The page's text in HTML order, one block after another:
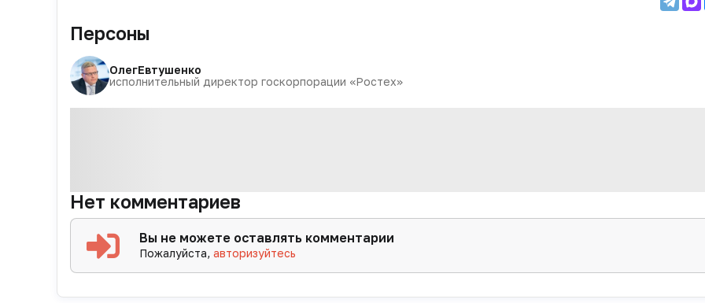
Персоны
ОлегЕвтушенко
исполнительный директор госкорпорации «Ростех»
Нет комментариев
Вы не можете оставлять комментарии
Пожалуйста,авторизуйтесь